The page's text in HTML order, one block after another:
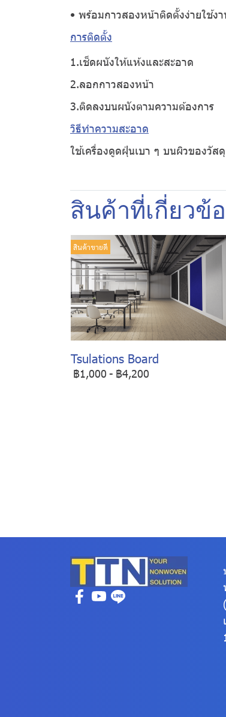
• พร้อมกาวสองหน้าติดตั้งง่ายใช้ง
การติดตั้ง
1.เช็ดผนังให้แห้งและสะอาด
2.ลอกกาวสองหน้า
3.ติดลงบนผนังตามความต้องการ
วิธีทำความสะอาด
ใช้เครื่องดูดฝุ่นเบา ๆ บนผิวของวัสดุ
สินค้าที่เกี่ยวข้
สินค้าขายดี
Tsulations Board
฿1,000 - ฿4,200